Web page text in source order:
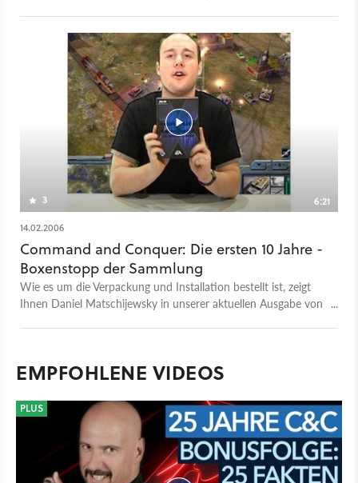
3
6:21
14.02.2006
Command and Conquer: Die ersten 10 Jahre -
Boxenstopp der Sammlung
Wie es um die Verpackung und Installation bestellt ist, zeigt
Ihnen Daniel Matschijewsky in unserer aktuellen Ausgabe von
EMPFOHLENE VIDEOS
PLUS